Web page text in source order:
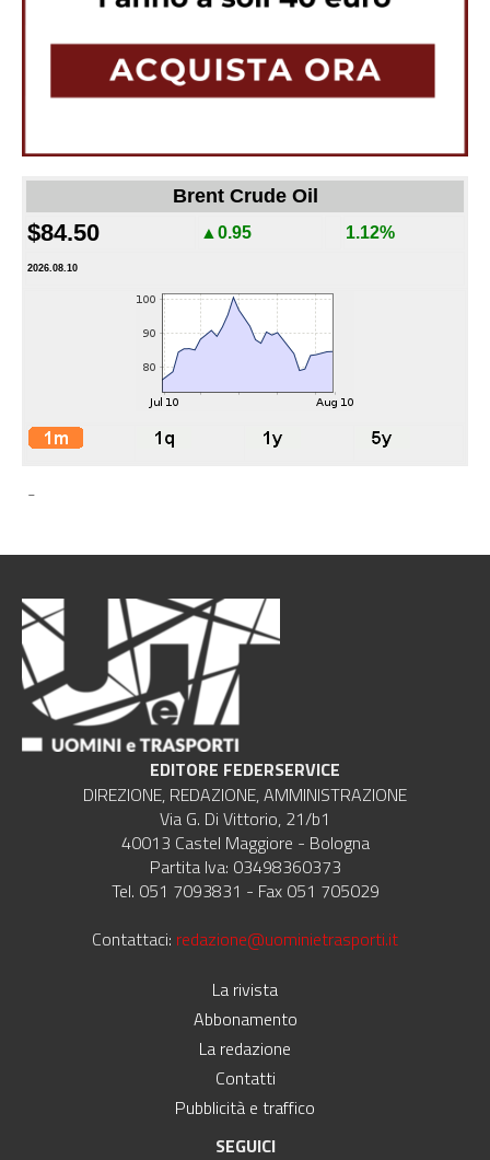
Brent Crude Oil
$84.50 ▲0.95 1.12%
2026.08.10
-
EDITORE FEDERSERVICE
DIREZIONE, REDAZIONE, AMMINISTRAZIONE
Via G. Di Vittorio, 21/b1
40013 Castel Maggiore - Bologna
Partita Iva: 03498360373
Tel. 051 7093831 - Fax 051 705029
Contattaci: redazione@uominietrasporti.it
La rivista
Abbonamento
La redazione
Contatti
Pubblicità e traffico
SEGUICI